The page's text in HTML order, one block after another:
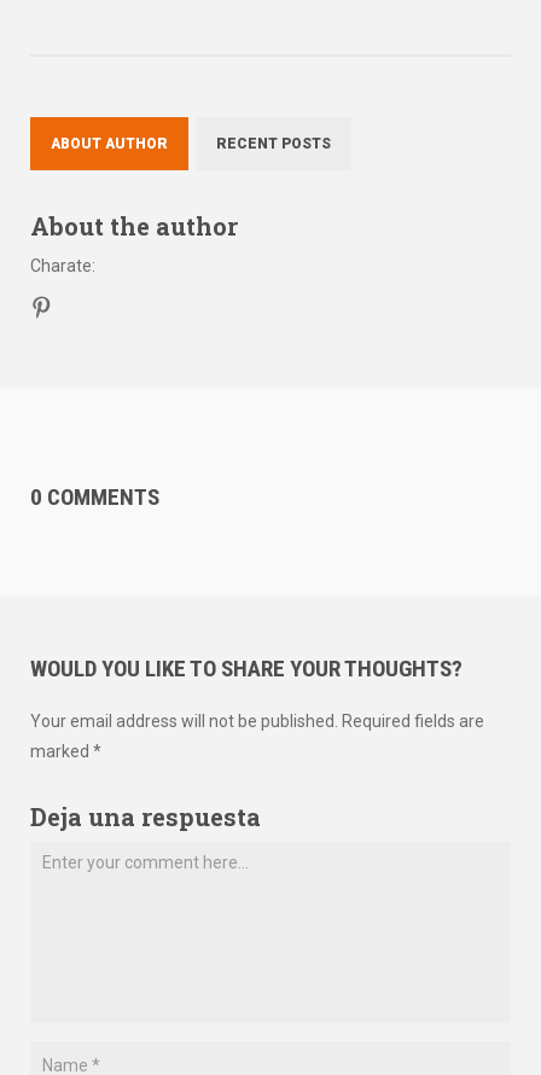
ABOUT AUTHOR RECENT POSTS
About the author
Charate:
0 COMMENTS
WOULD YOU LIKE TO SHARE YOUR THOUGHTS?
Your email address will not be published. Required fields are
marked *
Deja una respuesta